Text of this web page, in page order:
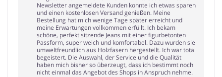
Newsletter angemeldete Kunden konnte ich etwas sparen
und einen kostenlosen Versand genießen. Meine
Bestellung hat mich wenige Tage später erreicht und
meine Erwartungen vollkommen erfüllt. Ich bekam
schöne, perfekt sitzende Jeans mit einer figurbetonten
Passform, super weich und komfortabel. Dazu wurden sie
umweltfreundlich aus Holzfasern hergestellt. Ich war total
begeistert. Die Auswahl, der Service und die Qualität
haben mich bisher so überzeugt, dass ich bestimmt noch
nicht einmal das Angebot des Shops in Anspruch nehme.